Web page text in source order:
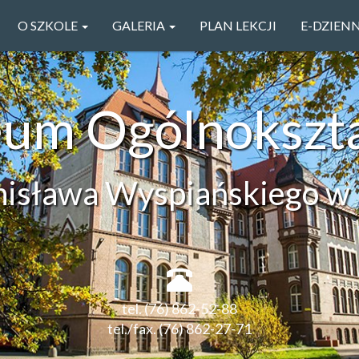
O SZKOLE GALERIA PLAN LEKCJI E-
Wyspiańskiego w
tel. (76) 862-52-88
tel./fax. (76) 862-27-71